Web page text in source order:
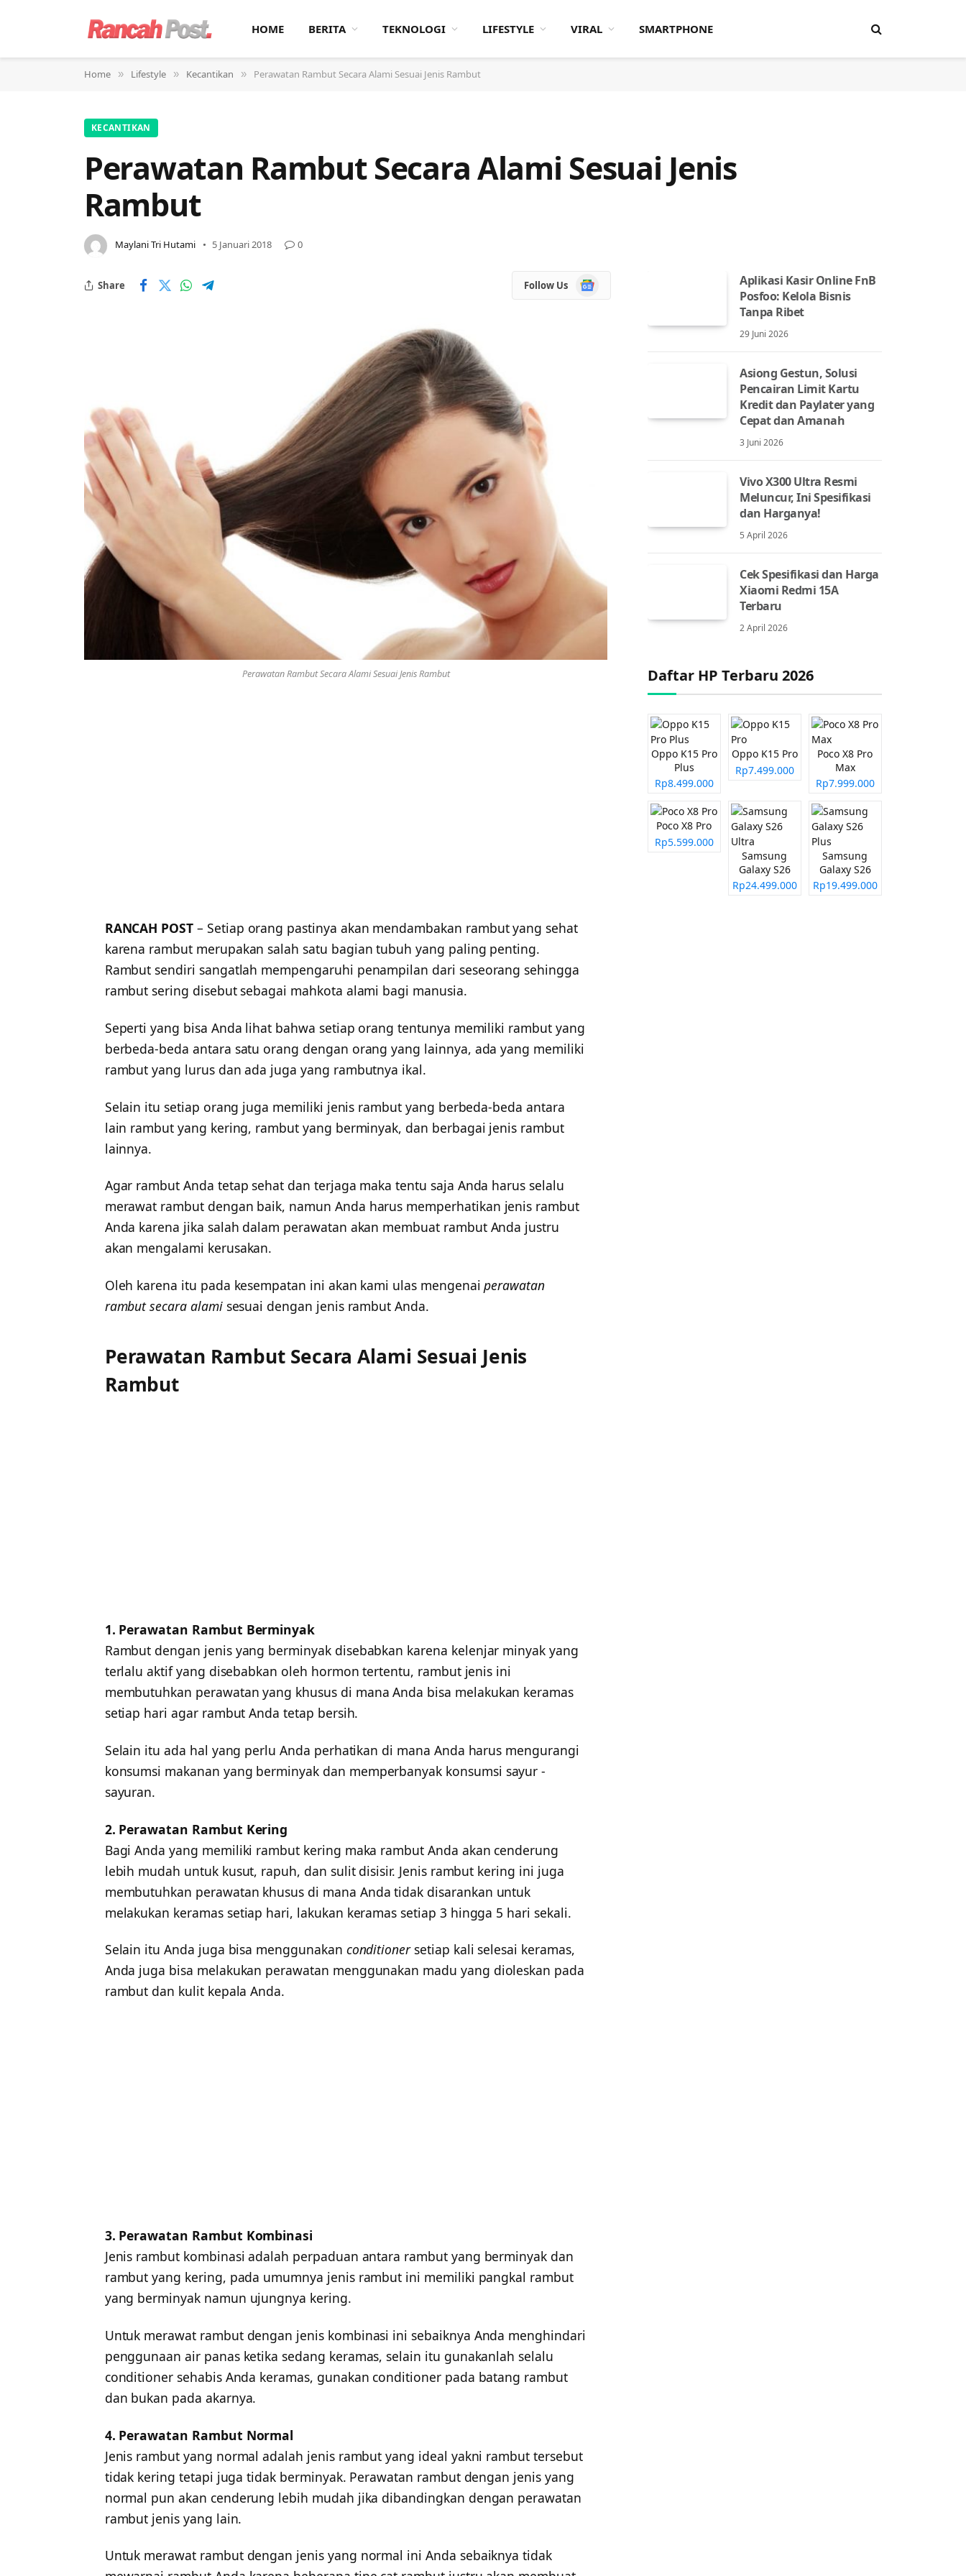
HOME BERITA TEKNOLOGI LIFESTYLE VIRAL SMARTPHONE
Home » Lifestyle » Kecantikan » Perawatan Rambut Secara Alami Sesuai Jenis Rambut
KECANTIKAN
Perawatan Rambut Secara Alami Sesuai Jenis
Rambut
Maylani Tri Hutami 5 Januari 2018 0
Share Follow Us
Google
News
Perawatan Rambut Secara Alami Sesuai Jenis Rambut
RANCAH POST – Setiap orang pastinya akan mendambakan rambut yang sehat
karena rambut merupakan salah satu bagian tubuh yang paling penting.
Rambut sendiri sangatlah mempengaruhi penampilan dari seseorang sehingga
rambut sering disebut sebagai mahkota alami bagi manusia.
Seperti yang bisa Anda lihat bahwa setiap orang tentunya memiliki rambut yang
berbeda-beda antara satu orang dengan orang yang lainnya, ada yang memiliki
rambut yang lurus dan ada juga yang rambutnya ikal.
Selain itu setiap orang juga memiliki jenis rambut yang berbeda-beda antara
lain rambut yang kering, rambut yang berminyak, dan berbagai jenis rambut
lainnya.
Agar rambut Anda tetap sehat dan terjaga maka tentu saja Anda harus selalu
merawat rambut dengan baik, namun Anda harus memperhatikan jenis rambut
Anda karena jika salah dalam perawatan akan membuat rambut Anda justru
akan mengalami kerusakan.
Oleh karena itu pada kesempatan ini akan kami ulas mengenaiperawatan
rambut secara alamisesuai dengan jenis rambut Anda.
Perawatan Rambut Secara Alami Sesuai Jenis
Rambut
1. Perawatan Rambut Berminyak
Rambut dengan jenis yang berminyak disebabkan karena kelenjar minyak yang
terlalu aktif yang disebabkan oleh hormon tertentu, rambut jenis ini
membutuhkan perawatan yang khusus di mana Anda bisa melakukan keramas
setiap hari agar rambut Anda tetap bersih.
Selain itu ada hal yang perlu Anda perhatikan di mana Anda harus mengurangi
konsumsi makanan yang berminyak dan memperbanyak konsumsi sayur -
sayuran.
2. Perawatan Rambut Kering
Bagi Anda yang memiliki rambut kering maka rambut Anda akan cenderung
lebih mudah untuk kusut, rapuh, dan sulit disisir. Jenis rambut kering ini juga
membutuhkan perawatan khusus di mana Anda tidak disarankan untuk
melakukan keramas setiap hari, lakukan keramas setiap 3 hingga 5 hari sekali.
Selain itu Anda juga bisa menggunakan conditionersetiap kali selesai keramas,
Anda juga bisa melakukan perawatan menggunakan madu yang dioleskan pada
rambut dan kulit kepala Anda.
3. Perawatan Rambut Kombinasi
Jenis rambut kombinasi adalah perpaduan antara rambut yang berminyak dan
rambut yang kering, pada umumnya jenis rambut ini memiliki pangkal rambut
yang berminyak namun ujungnya kering.
Untuk merawat rambut dengan jenis kombinasi ini sebaiknya Anda menghindari
penggunaan air panas ketika sedang keramas, selain itu gunakanlah selalu
conditioner sehabis Anda keramas, gunakan conditioner pada batang rambut
dan bukan pada akarnya.
4. Perawatan Rambut Normal
Jenis rambut yang normal adalah jenis rambut yang ideal yakni rambut tersebut
tidak kering tetapi juga tidak berminyak. Perawatan rambut dengan jenis yang
normal pun akan cenderung lebih mudah jika dibandingkan dengan perawatan
rambut jenis yang lain.
Untuk merawat rambut dengan jenis yang normal ini Anda sebaiknya tidak
Aplikasi Kasir Online FnB
Posfoo: Kelola Bisnis
Tanpa Ribet
29 Juni 2026
Asiong Gestun, Solusi
Pencairan Limit Kartu
Kredit dan Paylater yang
Cepat dan Amanah
3 Juni 2026
Vivo X300 Ultra Resmi
Meluncur, Ini Spesifikasi
dan Harganya!
5 April 2026
Cek Spesifikasi dan Harga
Xiaomi Redmi 15A
Terbaru
2 April 2026
Daftar HP Terbaru 2026
Oppo K15 Pro
Plus
Rp8.499.000
Oppo K15 Pro
Rp7.499.000
Poco X8 Pro
Max
Rp7.999.000
Poco X8 Pro
Rp5.599.000
Samsung
Galaxy S26
Ultra
Rp24.499.000
Samsung
Galaxy S26
Plus
Rp19.499.000